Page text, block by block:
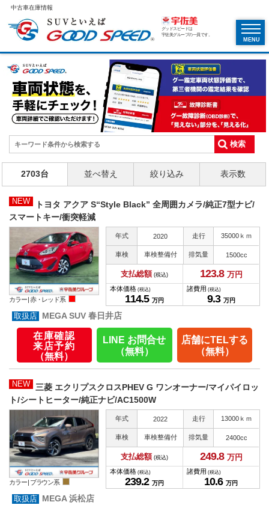
中古車在庫情報
グッドスピードは
宇佐美グループの一員です。
MENU
2703台 並べ替え 絞り込み 表示数
NEW
トヨタ アクア S“Style Black” 全周囲カメラ/純正7型ナビ/
スマートキー/衝突軽減
カラー |赤・レッド系
年式 2020 走行 35000ｋｍ
車検 車検整備付 排気量 1500cc
支払総額 (税込) 123.8 万円
本体価格 (税込)
114.5 万円
諸費用 (税込)
9.3 万円
MEGA SUV 春日井店
在庫確認
来店予約
（無料）
LINE お問合せ
（無料）
店舗にTELする
（無料）
NEW
三菱 エクリプスクロスPHEV G ワンオーナー/マイパイロッ
ト/シートヒーター/純正ナビ/AC1500W
カラー | ブラウン系
年式 2022 走行 13000ｋｍ
車検 車検整備付 排気量 2400cc
支払総額 (税込) 249.8 万円
本体価格 (税込)
239.2 万円
諸費用 (税込)
10.6 万円
MEGA 浜松店